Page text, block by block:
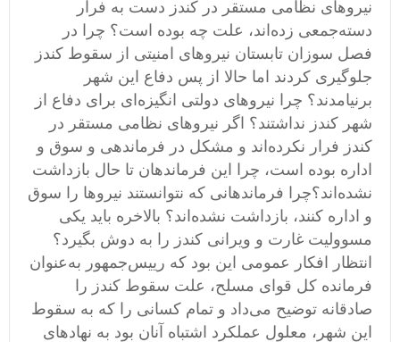
نیروهای نظامی مستقر در کندز دست به فرار
دسته‌جمعی زده‌اند، علت چه بوده است؟ چرا در
فصل سوزان تابستان نیروهای امنیتی از سقوط کندز
جلوگیری کردند اما حالا از پس دفاع این شهر
برنیامدند؟ چرا نیروهای دولتی انگیزه‌ای برای دفاع از
شهر کندز نداشتند؟ اگر نیروهای نظامی مستقر در
کندز فرار نکرده‌اند و مشکل در فرماندهی و سوق و
اداره بوده است، چرا این فرماندهان تا حال بازداشت
نشده‌اند؟چرا فرماندهانی که نتوانستند نیروها را سوق
و اداره کنند، بازداشت نشده‌اند؟ بالاخره باید یکی
مسوولیت غارت و ویرانی کندز را به دوش بگیرد؟
انتظار افکار عمومی این بود که رییس‌جمهور به‌عنوان
فرمانده کل قوای مسلح، علت سقوط کندز را
صادقانه توضیح می‌داد و تمام کسانی را که به سقوط
این شهر، معلول عملکرد اشتباه آنان بود به نهادهای